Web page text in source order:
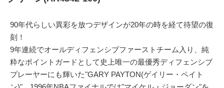
90年代らしい異彩を放つデザインが20年の時を経て待望の復
刻！
9年連続でオールディフェンシブファーストチーム入り、純
粋なポイントガードとして史上唯一の最優秀ディフェンシブ
プレーヤーにも輝いた"GARY PAYTON(ゲイリー・ペイト